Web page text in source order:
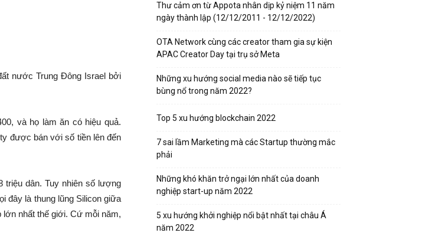
nước Trung Đông Israel bởi
và họ làm ăn có hiệu quả.
được bán với số tiền lên đến
dân. Tuy nhiên số lượng
đây là thung lũng Silicon giữa
lớn nhất thế giới. Cứ mỗi năm,
Thư cảm ơn từ Appota nhân dịp kỷ niệm 11 năm
ngày thành lập (12/12/2011 - 12/12/2022)
OTA Network cùng các creator tham gia sự kiện
APAC Creator Day tại trụ sở Meta
Những xu hướng social media nào sẽ tiếp tục
bùng nổ trong năm 2022?
Top 5 xu hướng blockchain 2022
7 sai lầm Marketing mà các Startup thường mắc
phải
Những khó khăn trở ngại lớn nhất của doanh
nghiệp start-up năm 2022
5 xu hướng khởi nghiệp nổi bật nhất tại châu Á
năm 2022